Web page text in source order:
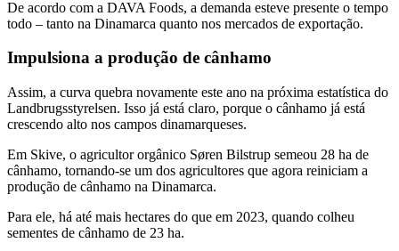
De acordo com a DAVA Foods, a demanda esteve presente o tempo
todo – tanto na Dinamarca quanto nos mercados de exportação.
Impulsiona a produção de cânhamo
Assim, a curva quebra novamente este ano na próxima estatística do
Landbrugsstyrelsen. Isso já está claro, porque o cânhamo já está
crescendo alto nos campos dinamarqueses.
Em Skive, o agricultor orgânico Søren Bilstrup semeou 28 ha de
cânhamo, tornando-se um dos agricultores que agora reiniciam a
produção de cânhamo na Dinamarca.
Para ele, há até mais hectares do que em 2023, quando colheu
sementes de cânhamo de 23 ha.